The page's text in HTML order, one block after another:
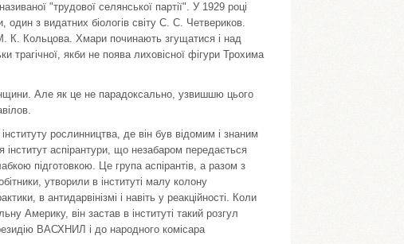
"трудової селянської партії". У 1929 році
один з видатних біологів світу С. С. Четвериков.
К. Кольцова. Хмари починають згущатися і над
трагічної, якби не поява лиховісної фігури Трохима
Але як це не парадоксально, узвишшю цього
рослинництва, де він був відомим і знаним
аспірантури, що незабаром передається
підготовкою. Це група аспірантів, а разом з
утворили в інституті малу колону
в антидарвінізмі і навіть у реакційності. Коли
Америку, він застав в інституті такий розгул
ВАСХНИЛ і до народного комісара